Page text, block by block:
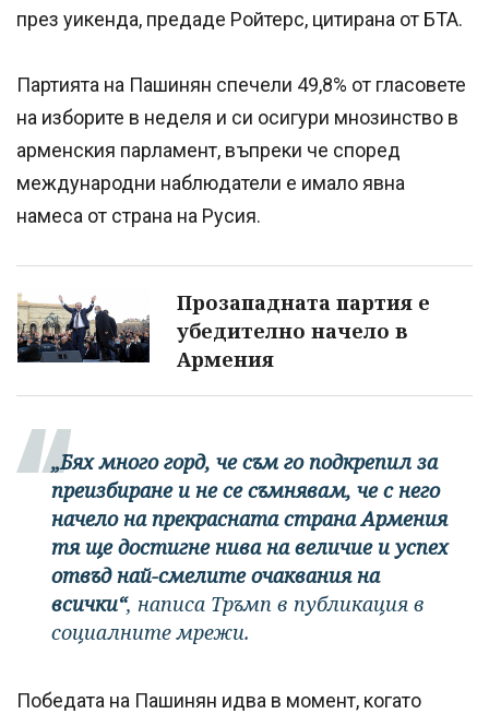
през уикенда, предаде Ройтерс, цитирана от БТА.
Партията на Пашинян спечели 49,8% от гласовете
на изборите в неделя и си осигури мнозинство в
арменския парламент, въпреки че според
международни наблюдатели е имало явна
намеса от страна на Русия.
Прозападната партия е
убедително начело в
Армения
„Бях много горд, че съм го подкрепил за
преизбиране и не се съмнявам, че с него
начело на прекрасната страна Армения
тя ще достигне нива на величие и успех
отвъд най-смелите очаквания на
всички“, написа Тръмп в публикация в
социалните мрежи.
Победата на Пашинян идва в момент, когато